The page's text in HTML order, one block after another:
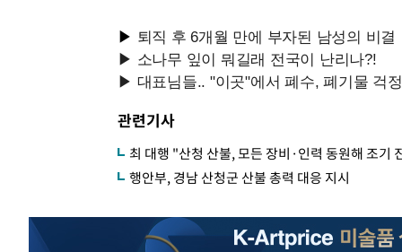
관련기사
최 대행 "산청 산불, 모든 장비·인력 동원해 조기
행안부, 경남 산청군 산불 총력 대응 지시